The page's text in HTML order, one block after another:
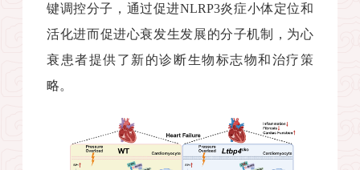
键调控分子，通过促进NLRP3炎症小体定位和
活化进而促进心衰发生发展的分子机制，为心
衰患者提供了新的诊断生物标志物和治疗策
略。